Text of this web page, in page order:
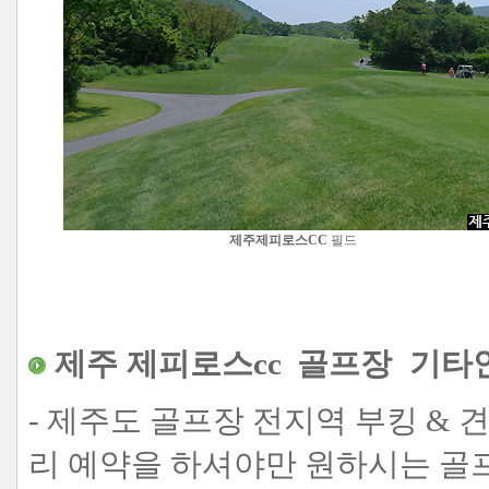
제주제피로스CC 필드
제주 제피로스cc 골프장 기타
- 제주도 골프장 전지역 부킹 &
리 예약을 하셔야만 원하시는